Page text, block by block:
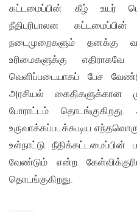
கட்டமைப்பின் கீழ் உயர்
நீதிபரிபாலன
நடைமுறைகளும் தனக்கு
உரிமைகளுக்கு
வெளிப்படையாகப் பேச
அரசியல் கைதிகளுக்கான
போராட்டம் தொடங்குகிறது.
உருவாக்கப்படக்கூடிய
உள்நாட்டு நீதிக்கட்டமைப்பின்
வேண்டும் என்ற
தொடங்குகிறது.